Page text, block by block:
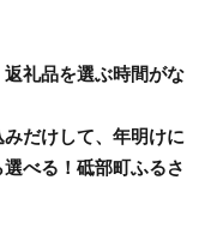
礼品を選ぶ時間がな
だけして、年明けに
べる！砥部町ふるさ